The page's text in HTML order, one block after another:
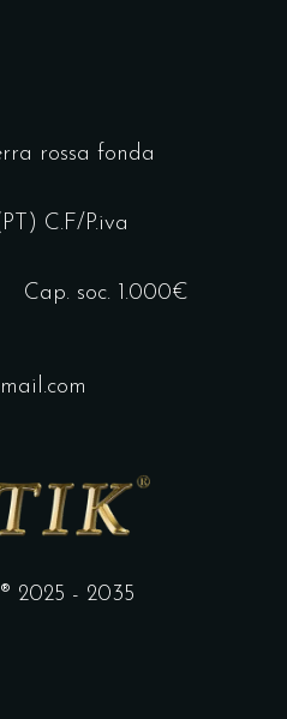
rossa fonda
C.F/P.iva
Cap. soc. 1.000€
2025 - 2035